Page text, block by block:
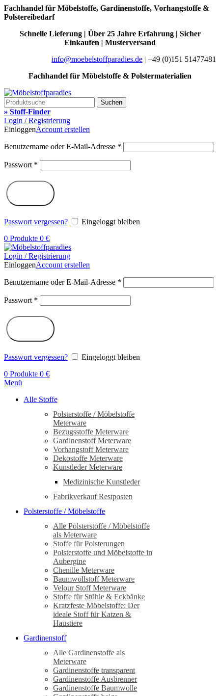
Fachhandel für Möbelstoffe, Gardinenstoffe, Vorhangstoffe &
Polstereibedarf
Schnelle Lieferung | Über 25 Jahre Erfahrung | Sicher
Einkaufen | Musterversand
info@moebelstoffparadies.de | +49 (0)151 51477481
Fachhandel für Möbelstoffe & Polstermaterialien
Suchen
» Stoff-Finder
Login / Registrierung
EinloggenAccount erstellen
Benutzername oder E-Mail-Adresse *
Passwort *
Passwort vergessen?
Eingeloggt bleiben
0 Produkte 0 €
Login / Registrierung
EinloggenAccount erstellen
Benutzername oder E-Mail-Adresse *
Passwort *
Passwort vergessen?
Eingeloggt bleiben
0 Produkte 0 €
Menü
Alle Stoffe
Polsterstoffe / Möbelstoffe
Meterware
Bezugsstoffe Meterware
Gardinenstoff Meterware
Vorhangstoff Meterware
Dekostoffe Meterware
Kunstleder Meterware
Medizinische Kunstleder
Fabrikverkauf Restposten
Polsterstoffe / Möbelstoffe
Alle Polsterstoffe / Möbelstoffe
als Meterware
Stoffe für Polsterungen
Polsterstoffe und Möbelstoffe in
Aubergine
Chenille Meterware
Baumwollstoff Meterware
Velour Stoff Meterware
Stoffe für Stühle & Eckbänke
Kratzfeste Möbelstoffe: Der
ideale Stoff für Katzen &
Haustiere
Gardinenstoff
Alle Gardinenstoffe als
Meterware
Gardinenstoffe transparent
Gardinenstoffe Ausbrenner
Gardinenstoffe Baumwolle